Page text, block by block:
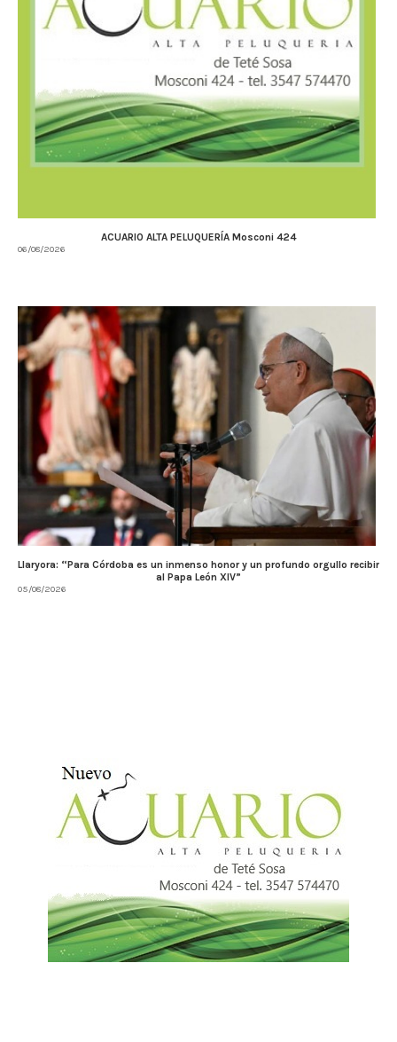
ACUARIO ALTA PELUQUERÍA Mosconi 424
06/08/2026
Llaryora: “Para Córdoba es un inmenso honor y un profundo orgullo recibir
al Papa León XIV”
05/08/2026